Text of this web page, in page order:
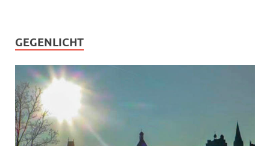
GEGENLICHT